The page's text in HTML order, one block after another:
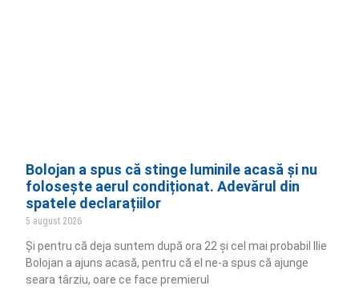
Bolojan a spus că stinge luminile acasă și nu
folosește aerul condiționat. Adevărul din
spatele declarațiilor
5 august 2026
Și pentru că deja suntem după ora 22 și cel mai probabil Ilie
Bolojan a ajuns acasă, pentru că el ne-a spus că ajunge
seara târziu, oare ce face premierul